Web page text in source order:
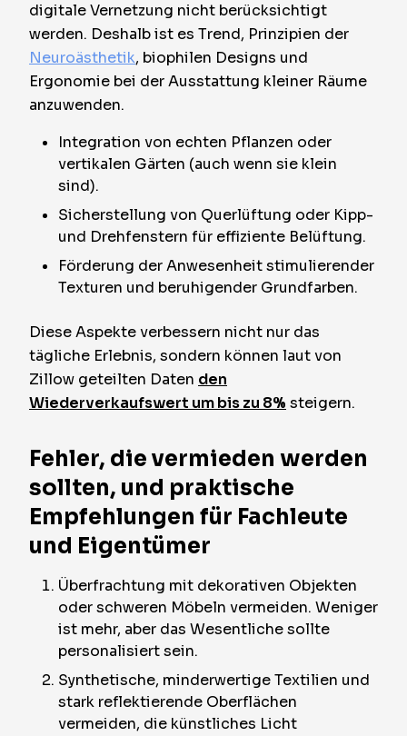
digitale Vernetzung nicht berücksichtigt
werden. Deshalb ist es Trend, Prinzipien der
Neuroästhetik, biophilen Designs und
Ergonomie bei der Ausstattung kleiner Räume
anzuwenden.
Integration von echten Pflanzen oder
vertikalen Gärten (auch wenn sie klein
sind).
Sicherstellung von Querlüftung oder Kipp-
und Drehfenstern für effiziente Belüftung.
Förderung der Anwesenheit stimulierender
Texturen und beruhigender Grundfarben.
Diese Aspekte verbessern nicht nur das
tägliche Erlebnis, sondern können laut von
Zillow geteilten Daten den
Wiederverkaufswert um bis zu 8% steigern.
Fehler, die vermieden werden
sollten, und praktische
Empfehlungen für Fachleute
und Eigentümer
Überfrachtung mit dekorativen Objekten
oder schweren Möbeln vermeiden. Weniger
ist mehr, aber das Wesentliche sollte
personalisiert sein.
Synthetische, minderwertige Textilien und
stark reflektierende Oberflächen
vermeiden, die künstliches Licht